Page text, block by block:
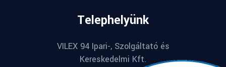
Telephelyünk
VILEX 94 Ipari-, Szolgáltató és
Kereskedelmi Kft.